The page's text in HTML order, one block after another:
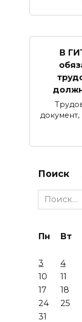
В
Поиск
Search
for:
Пн Вт
3
4
10
11
17
18
24
25
31